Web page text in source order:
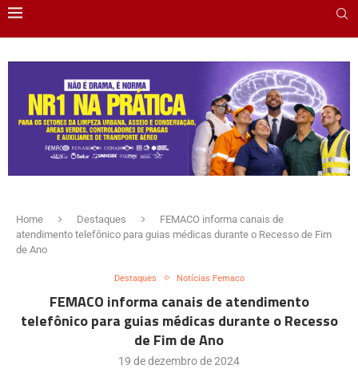
Home Destaques
FEMACO informa canais de
atendimento telefônico para guias médicas durante o Recesso de Fim
de Ano
Destaques Notícias Femaco
FEMACO informa canais de atendimento
telefônico para guias médicas durante o Recesso
de Fim de Ano
19 de dezembro de 2024